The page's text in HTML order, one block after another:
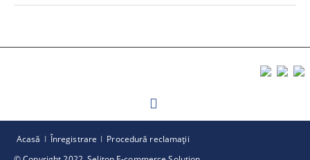
Acasă Înregistrare Procedură reclamaţii